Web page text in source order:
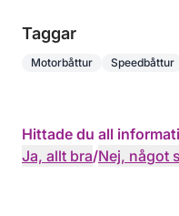
Taggar
Motorbåttur Speedbåttur
Hittade du all
Ja, allt bra/Nej, något